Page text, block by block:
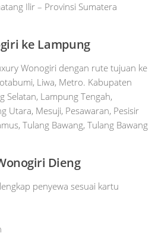
Ilir – Provinsi Sumatera
ke Lampung
Wonogiri dengan rute tujuan ke
Liwa, Metro. Kabupaten
Selatan, Lampung Tengah,
Utara, Mesuji, Pesawaran, Pesisir
Tulang Bawang, Tulang Bawang
Dieng
penyewa sesuai kartu